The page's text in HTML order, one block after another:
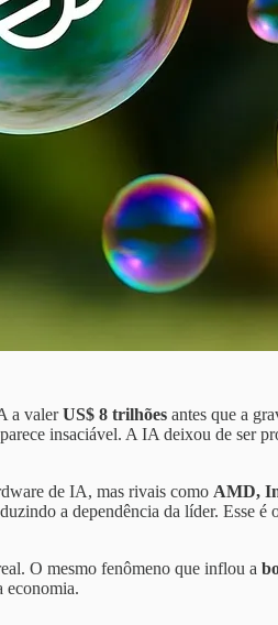
a valerUS$ 8 trilhões antes que a
insaciável. A IA deixou de ser
de IA, mas rivais como AMD,
a dependência da líder. Esse
O mesmo fenômeno que inflou a
economia.